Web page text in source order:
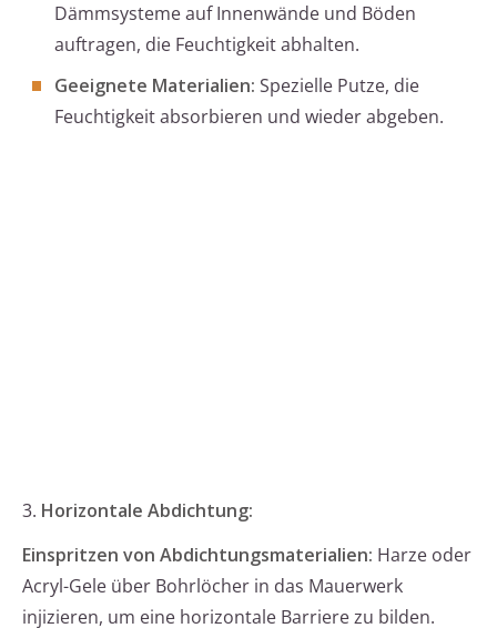
Dämmsysteme auf Innenwände und Böden
auftragen, die Feuchtigkeit abhalten.
Geeignete Materialien: Spezielle Putze, die
Feuchtigkeit absorbieren und wieder abgeben.
3. Horizontale Abdichtung:
Einspritzen von Abdichtungsmaterialien: Harze oder
Acryl-Gele über Bohrlöcher in das Mauerwerk
injizieren, um eine horizontale Barriere zu bilden.